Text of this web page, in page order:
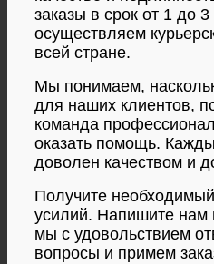
заказы в срок от 1 до
осуществляем
всей стране.
Мы понимаем,
для наших клиентов,
команда
оказать помощь.
доволен качеством и
Получите
усилий. Напишите нам
мы с удовольствием
вопросы и примем